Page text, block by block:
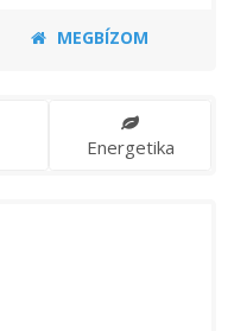
MEGBÍZOM
Energetika